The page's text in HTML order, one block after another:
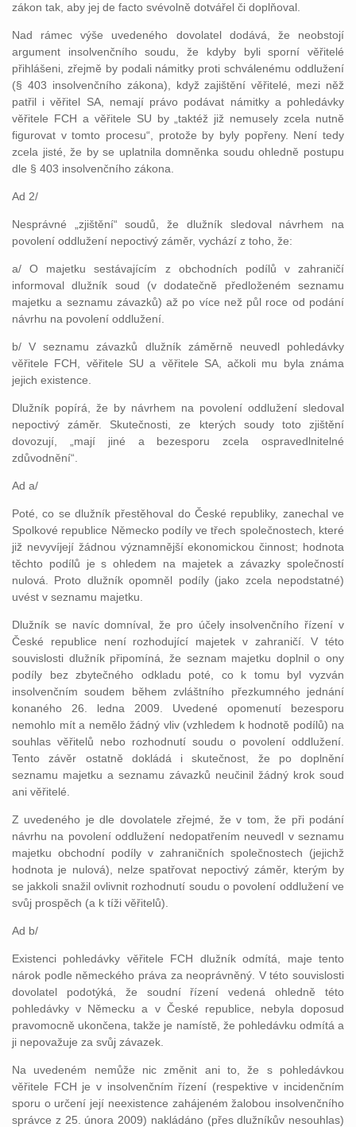
zákon tak, aby jej de facto svévolně dotvářel či doplňoval.
Nad rámec výše uvedeného dovolatel dodává, že neobstojí
argument insolvenčního soudu, že kdyby byli sporní věřitelé
přihlášeni, zřejmě by podali námitky proti schválenému oddlužení
(§ 403 insolvenčního zákona), když zajištění věřitelé, mezi něž
patřil i věřitel SA, nemají právo podávat námitky a pohledávky
věřitele FCH a věřitele SU by „taktéž již nemusely zcela nutně
figurovat v tomto procesu“, protože by byly popřeny. Není tedy
zcela jisté, že by se uplatnila domněnka soudu ohledně postupu
dle § 403 insolvenčního zákona.
Ad 2/
Nesprávné „zjištění“ soudů, že dlužník sledoval návrhem na
povolení oddlužení nepoctivý záměr, vychází z toho, že:
a/ O majetku sestávajícím z obchodních podílů v zahraničí
informoval dlužník soud (v dodatečně předloženém seznamu
majetku a seznamu závazků) až po více než půl roce od podání
návrhu na povolení oddlužení.
b/ V seznamu závazků dlužník záměrně neuvedl pohledávky
věřitele FCH, věřitele SU a věřitele SA, ačkoli mu byla známa
jejich existence.
Dlužník popírá, že by návrhem na povolení oddlužení sledoval
nepoctivý záměr. Skutečnosti, ze kterých soudy toto zjištění
dovozují, „mají jiné a bezesporu zcela ospravedlnitelné
zdůvodnění“.
Ad a/
Poté, co se dlužník přestěhoval do České republiky, zanechal ve
Spolkové republice Německo podíly ve třech společnostech, které
již nevyvíjejí žádnou významnější ekonomickou činnost; hodnota
těchto podílů je s ohledem na majetek a závazky společností
nulová. Proto dlužník opomněl podíly (jako zcela nepodstatné)
uvést v seznamu majetku.
Dlužník se navíc domníval, že pro účely insolvenčního řízení v
České republice není rozhodující majetek v zahraničí. V této
souvislosti dlužník připomíná, že seznam majetku doplnil o ony
podíly bez zbytečného odkladu poté, co k tomu byl vyzván
insolvenčním soudem během zvláštního přezkumného jednání
konaného 26. ledna 2009. Uvedené opomenutí bezesporu
nemohlo mít a nemělo žádný vliv (vzhledem k hodnotě podílů) na
souhlas věřitelů nebo rozhodnutí soudu o povolení oddlužení.
Tento závěr ostatně dokládá i skutečnost, že po doplnění
seznamu majetku a seznamu závazků neučinil žádný krok soud
ani věřitelé.
Z uvedeného je dle dovolatele zřejmé, že v tom, že při podání
návrhu na povolení oddlužení nedopatřením neuvedl v seznamu
majetku obchodní podíly v zahraničních společnostech (jejichž
hodnota je nulová), nelze spatřovat nepoctivý záměr, kterým by
se jakkoli snažil ovlivnit rozhodnutí soudu o povolení oddlužení ve
svůj prospěch (a k tíži věřitelů).
Ad b/
Existenci pohledávky věřitele FCH dlužník odmítá, maje tento
nárok podle německého práva za neoprávněný. V této souvislosti
dovolatel podotýká, že soudní řízení vedená ohledně této
pohledávky v Německu a v České republice, nebyla doposud
pravomocně ukončena, takže je namístě, že pohledávku odmítá a
ji nepovažuje za svůj závazek.
Na uvedeném nemůže nic změnit ani to, že s pohledávkou
věřitele FCH je v insolvenčním řízení (respektive v incidenčním
sporu o určení její neexistence zahájeném žalobou insolvenčního
správce z 25. února 2009) nakládáno (přes dlužníkův nesouhlas)